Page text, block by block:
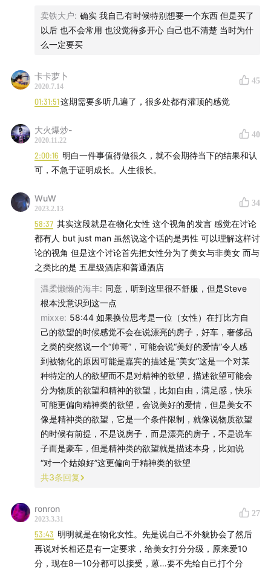
卖铁大户: 确实 我自己有时候特别想要一个东西 但是买了
以后 也不会常用 也没觉得多开心 自己也不清楚 当时为什
么一定要买
卡卡萝卜
2020.7.14
45
01:31:51这期需要多听几遍了，很多处都有灌顶的感觉
大火爆炒-
2020.11.22
40
2:00:16 明白一件事值得做很久，就不会期待当下的结果和认
可，不急于证明成长。人生很长。
WuW
2023.2.13
34
58:37 其实这段就是在物化女性 这个视角的发言 感觉在讨论
都有人 but just man 虽然说这个话的是男性 可以理解这样讨
论的视角 但是这个讨论首先把女性分为了美女与非美女 而与
之类比的是 五星级酒店和普通酒店
温柔懒懒的海丰: 同意，听到这里很不舒服，但是Steve
根本没意识到这一点
mixxe: 58:44 如果换位思考是一位（女性）在打比方自
己的欲望的时候感觉不会在说漂亮的房子，好车，奢侈品
之类的突然说一个“帅哥”，可能会说“美好的爱情”令人感
到被物化的原因可能是嘉宾的描述是“美女”这是一个对某
种特定的人的欲望而不是对精神的欲望，描述欲望可能会
分为物质的欲望和精神的欲望，比如自由，满足感，快乐
可能更偏向精神类的欲望，会说美好的爱情，但是美女不
像是精神类的欲望，它是一个条件限制，就像说物质欲望
的时候有前提，不是说房子，而是漂亮的房子，不是说车
子而是豪车，但是精神类的欲望就是描述本身，比如说
“对一个姑娘好”这更偏向于精神类的欲望
共3条回复
ronron
2023.3.31
27
53:43 明明就是在物化女性。先是说自己不外貌协会了然后
再说对长相还是有一定要求，给美女打分分级，原来爱10
分，现在8—10分都可以接受，蒽…要不先给自己打个分